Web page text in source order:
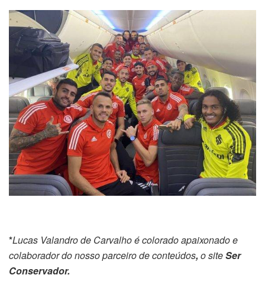
*Lucas Valandro de Carvalho é colorado apaixonado e
colaborador do nosso parceiro de conteúdos, o siteSer
Conservador.